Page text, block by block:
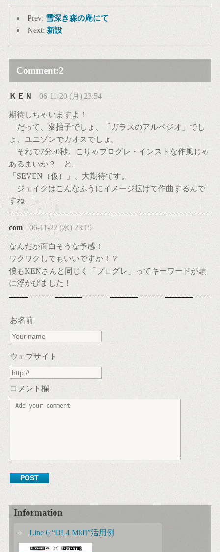
Prev: 雪深き森の庵にて
Next: 新設
Comment:2
ＫＥＮ 06-11-20 (月) 23:54
期待しちゃいますよ！
だって、変拍子でしょ、「ガラスのアルペジオ」でし
ょ、ユニゾンでカオスでしょ。
それで7分30秒。こりゃプログレ・インストな作風じゃ
あるまいか？ と。
「SEVEN（仮）」、大期待です。
ジェイクはこんなふうにイメージ拡げて作曲するんで
すね
com 06-11-22 (水) 23:15
なんだか面白そうな予感！
ワクワクしてもいいですか！？
僕もKENさんと同じく「プログレ」ってキーワードが頭
に浮かびました！
お名前
ウェブサイト
コメント欄
Information
Line 6 “DL4 MkII”活用例